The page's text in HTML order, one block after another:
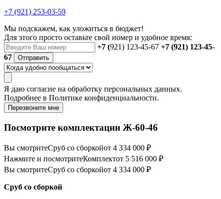
+7 (921) 253-03-59
Мы подскажем, как уложиться в бюджет!
Для этого просто оставьте свой номер и удобное время:
+7 (921) 123-45-67 +7 (921) 123-45-
67
Отправить
Я даю согласие на обработку персональных данных.
Подробнее в Политике конфиденциальности.
Перезвоните мне
Посмотрите комплектации Ж-60-46
Вы смотритеСруб со сборкойот 4 334 000 ₽
Нажмите и посмотритеКомплектот 5 516 000 ₽
Вы смотритеСруб со сборкойот 4 334 000 ₽
Сруб со сборкой